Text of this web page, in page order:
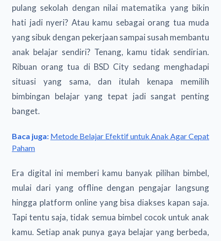
pulang sekolah dengan nilai matematika yang bikin
hati jadi nyeri? Atau kamu sebagai orang tua muda
yang sibuk dengan pekerjaan sampai susah membantu
anak belajar sendiri? Tenang, kamu tidak sendirian.
Ribuan orang tua di BSD City sedang menghadapi
situasi yang sama, dan itulah kenapa memilih
bimbingan belajar yang tepat jadi sangat penting
banget.
Baca juga: Metode Belajar Efektif untuk Anak Agar Cepat
Paham
Era digital ini memberi kamu banyak pilihan bimbel,
mulai dari yang offline dengan pengajar langsung
hingga platform online yang bisa diakses kapan saja.
Tapi tentu saja, tidak semua bimbel cocok untuk anak
kamu. Setiap anak punya gaya belajar yang berbeda,